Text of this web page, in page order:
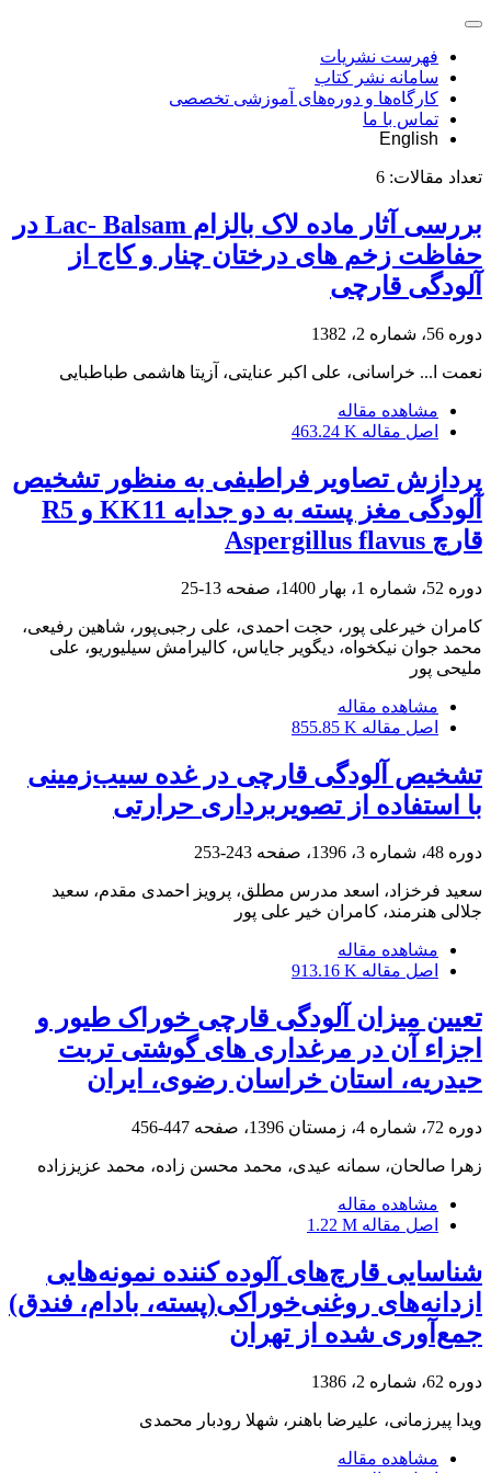
فهرست نشریات
سامانه نشر کتاب
کارگاه‌ها و دوره‌های آموزشی تخصصی
تماس با ما
English
تعداد مقالات: 6
بررسی آثار ماده لاک بالزام Lac- Balsam در
حفاظت زخم های درختان چنار و کاج از
آلودگی قارچی
دوره 56، شماره 2، 1382
نعمت ا... خراسانی، علی اکبر عنایتی، آزیتا هاشمی طباطبایی
مشاهده مقاله
اصل مقاله 463.24 K
پردازش تصاویر فراطیفی به منظور تشخیص
آلودگی مغز پسته به دو جدایه KK11 و R5
قارچ Aspergillus flavus
دوره 52، شماره 1، بهار 1400، صفحه 13-25
کامران خیرعلی پور، حجت احمدی، علی رجبی‌پور، شاهین رفیعی،
محمد جوان نیکخواه، دیگویر جایاس، کالیرامش سیلیوریو، علی
ملیحی پور
مشاهده مقاله
اصل مقاله 855.85 K
تشخیص آلودگی قارچی در غده سیب‌زمینی
با استفاده از تصویربرداری حرارتی
دوره 48، شماره 3، 1396، صفحه 243-253
سعید فرخزاد، اسعد مدرس مطلق، پرویز احمدی مقدم، سعید
جلالی هنرمند، کامران خیر علی پور
مشاهده مقاله
اصل مقاله 913.16 K
تعیین میزان آلودگی قارچی خوراک طیور و
اجزاء آن در مرغداری های گوشتی تربت
حیدریه، استان خراسان رضوی، ایران
دوره 72، شماره 4، زمستان 1396، صفحه 447-456
زهرا صالحان، سمانه عیدی، محمد محسن زاده، محمد عزیززاده
مشاهده مقاله
اصل مقاله 1.22 M
شناسایی قارچ‌های آلوده کننده نمونه‌هایی
ازدانه‌های روغنی‌خوراکی(پسته، بادام، فندق)
جمع‌آوری شده از تهران
دوره 62، شماره 2، 1386
ویدا پیرزمانی، علیرضا باهنر، شهلا رودبار محمدی
مشاهده مقاله